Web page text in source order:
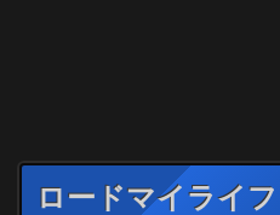
ロードマイライフ